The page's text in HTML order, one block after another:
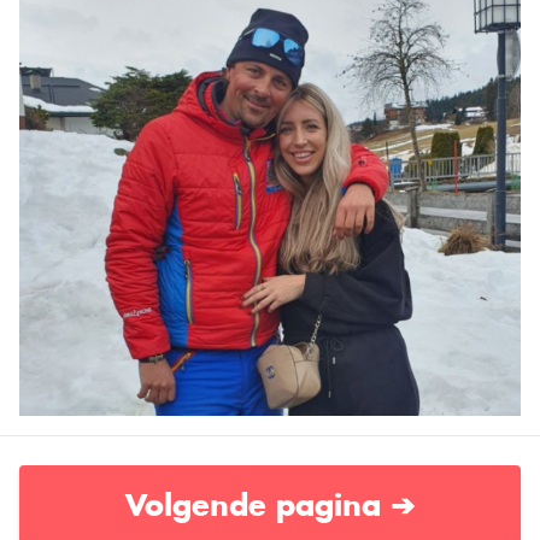
Volgende pagina ➔